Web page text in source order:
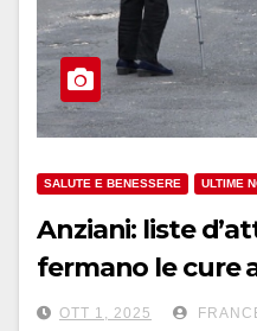
SALUTE E BENESSERE ULTIME
Anziani: liste
fermano le cure
OTT 1, 2025